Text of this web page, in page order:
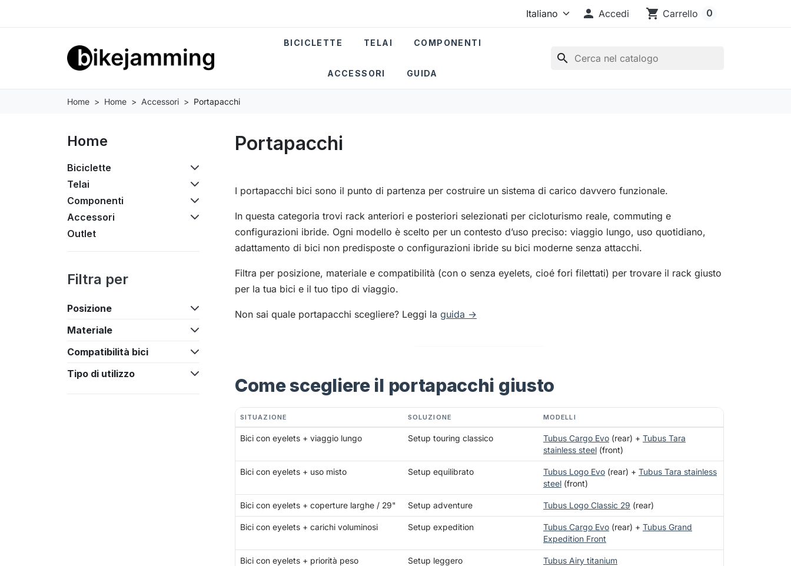
 Accedi shopping_cart Carrello 0
search
BICICLETTE TELAI COMPONENTI
ACCESSORI GUIDA
Home Home Accessori Portapacchi
Home
Biciclette
Telai
Componenti
Accessori
Outlet
Filtra per
Posizione
Materiale
Compatibilità bici
Tipo di utilizzo
Portapacchi
I portapacchi bici sono il punto di partenza per costruire un sistema di carico davvero funzionale.
In questa categoria trovi rack anteriori e posteriori selezionati per cicloturismo reale, commuting e
configurazioni ibride. Ogni modello è scelto per un contesto d’uso preciso: viaggio lungo, uso quotidiano,
adattamento di bici non predisposte o configurazioni ibride su bici moderne senza attacchi.
Filtra per posizione, materiale e compatibilità (con o senza eyelets, cioé fori filettati) per trovare il rack giusto
per la tua bici e il tuo tipo di viaggio.
Non sai quale portapacchi scegliere? Leggi la guida →
Come scegliere il portapacchi giusto
SITUAZIONE SOLUZIONE MODELLI
Bici con eyelets + viaggio lungo Setup touring classico Tubus Cargo Evo (rear) + Tubus Tara
stainless steel (front)
Bici con eyelets + uso misto Setup equilibrato Tubus Logo Evo (rear) + Tubus Tara stainless
steel (front)
Bici con eyelets + coperture larghe / 29" Setup adventure Tubus Logo Classic 29 (rear)
Bici con eyelets + carichi voluminosi Setup expedition Tubus Cargo Evo (rear) + Tubus Grand
Expedition Front
Bici con eyelets + priorità peso Setup leggero Tubus Airy titanium